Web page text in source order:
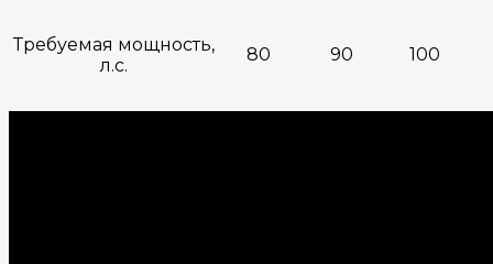
Требуемая мощность,
л.с.
80 90 100